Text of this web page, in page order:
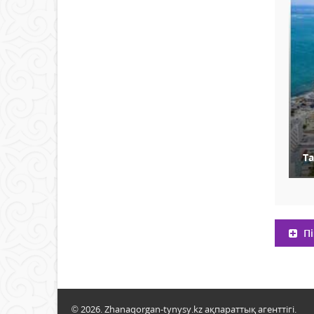
© 2026. Zhanaqorgan-tynysy.kz ақпараттық агенттігі.